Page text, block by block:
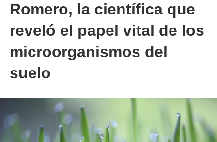
y
Romero, la científica que
reveló el papel vital de los
microorganismos del
suelo